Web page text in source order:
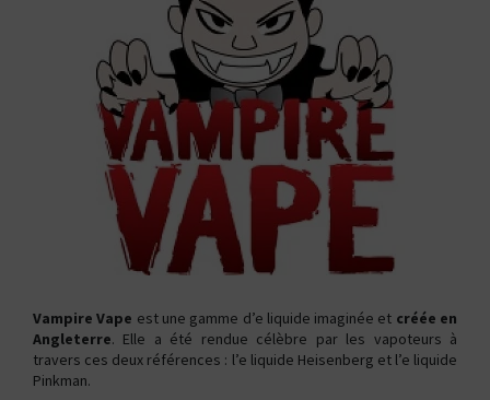
Vampire Vape est une gamme d’e liquide imaginée et créée en
Angleterre. Elle a été rendue célèbre par les vapoteurs à
travers ces deux références : l’e liquide Heisenberg et l’e liquide
Pinkman.